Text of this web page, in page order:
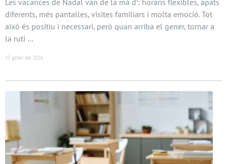
Les vacances de Nadal van de la mà d’: horaris flexibles, àpats
diferents, més pantalles, visites familiars i molta emoció. Tot
això és positiu i necessari, però quan arriba el gener, tornar a
la ruti …
13 gener del 2026